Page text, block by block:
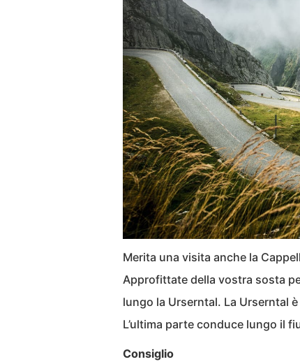
Merita una visita anche la
Approfittate della vostra sosta
lungo la Urserntal. La Urserntal
L’ultima parte conduce lungo il
Consiglio